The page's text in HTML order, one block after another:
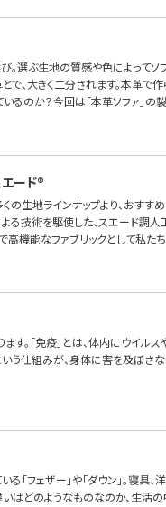
選ぶ生地の質感や色によってソ
で、大きく二分されます。本革で
るのか？今回は「本革ソファ」
ード®
の生地ラインナップより、おす
る技術を駆使した、スエード調
高機能なファブリックとして私た
す。「免疫」とは、体内にウイル
という仕組みが、身体に害を及
「フェザー」や「ダウン」。寝
いはどのようなものなのか、生